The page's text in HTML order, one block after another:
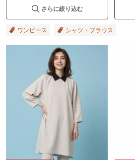
さらに絞り込む
ワンピース シャツ・ブラウス